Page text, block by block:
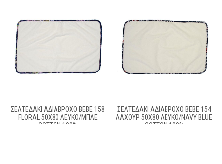
ΣΕΛΤΕΔΆΚΙ ΑΔΙΆΒΡΟΧΟ BEBE 158
FLORAL 50X80 ΛΕΥΚΌ/ΜΠΛΕ
COTTON 100%
ΣΕΛΤΕΔΆΚΙ ΑΔΙΆΒΡΟΧΟ BEBE 154
ΛΑΧΟΎΡ 50X80 ΛΕΥΚΌ/NAVY BLUE
COTTON 100%